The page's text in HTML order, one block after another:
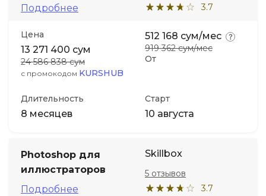
Подробнее
3.7
Цена
13 271 400 сум
24 586 838 сум
с промокодом KURSHUB
От
512 168 сум/мес
919 362 сум/мес
Длительность
8 месяцев
Старт
10 августа
Photoshop для
иллюстраторов
Подробнее
Skillbox
3.7
5 отзывов